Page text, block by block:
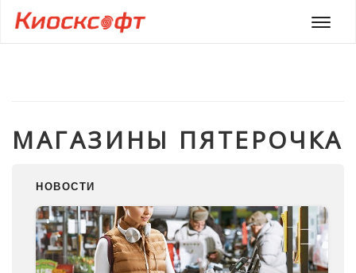
Меню
МАГАЗИНЫ ПЯТЕРОЧКА
НОВОСТИ